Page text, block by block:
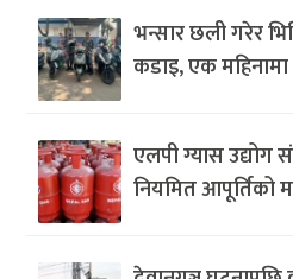
भन्सार छली गरेर
कडाइ, एक महिनामा
एलपी ग्यास
नियमित आपूर्तिको